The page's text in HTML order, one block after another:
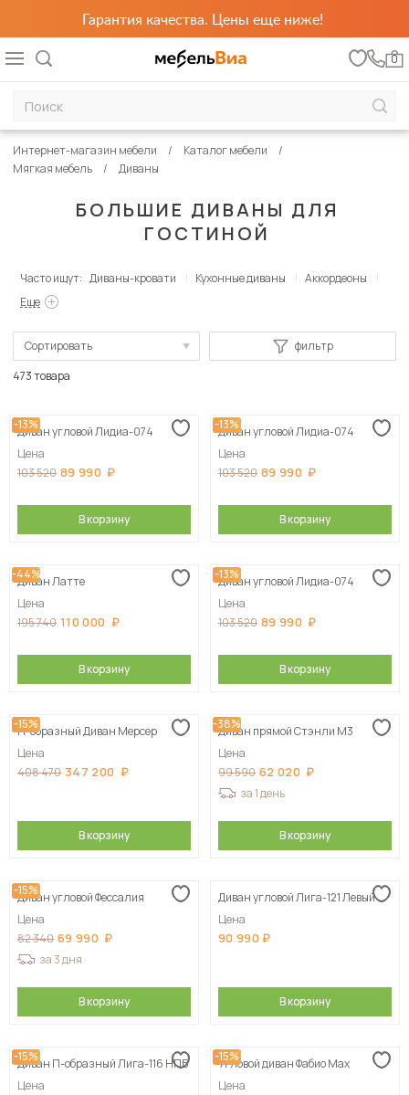
Гарантия качества. Цены еще ниже!
0
БОЛЬШИЕ ДИВАНЫ ДЛЯ
ГОСТИНОЙ
Интернет-магазин мебели
Каталог мебели
Мягкая мебель
Диваны
Часто ищут: Диваны-кровати Кухонные диваны
Аккордеоны
Еще
Сортировать
Сначала дорогие
фильтр
473 товара
-13%
Диван угловой Лидиа-074
Цена
103 520 89 990
В корзину
-13%
Диван угловой Лидиа-074
Цена
103 520 89 990
В корзину
-44%
Диван Латте
Цена
195 740 110 000
В корзину
-13%
Диван угловой Лидиа-074
Цена
103 520 89 990
В корзину
-15%
П-образный Диван Мерсер
Цена
408 470 347 200
В корзину
-38%
Диван прямой Стэнли М3
Цена
99 590 62 020
за 1 день
В корзину
-15%
Диван угловой Фессалия
Цена
82 340 69 990
за 3 дня
В корзину
Диван угловой Лига-121 Левый
Цена
90 990
В корзину
-15%
Диван П-образный Лига-116 НПБ
Цена
-15%
Угловой диван Фабио Max
Цена